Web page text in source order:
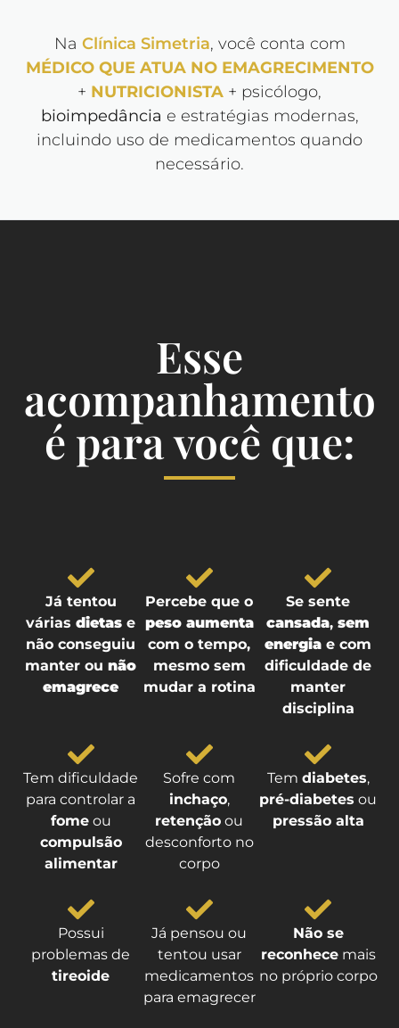
Na Clínica Simetria, você conta com
MÉDICO QUE ATUA NO EMAGRECIMENTO
+ NUTRICIONISTA + psicólogo,
bioimpedância e estratégias modernas,
incluindo uso de medicamentos quando
necessário.
Esse
acompanhamento
é para você que:
Já tentou
váriasdietas e
não conseguiu
manter ounão
emagrece
Percebe que o
peso aumenta
com o tempo,
mesmo sem
mudar a rotina
Se sente
cansada,sem
energia e com
dificuldade de
manter
disciplina
Tem dificuldade
para controlar a
fomeou
compulsão
alimentar
Sofre com
inchaço,
retenção ou
desconforto no
corpo
Tem diabetes,
pré-diabetes ou
pressão alta
Possui
problemas de
tireoide
Já pensou ou
tentou usar
medicamentos
para emagrecer
Não se
reconhecemais
no próprio corpo